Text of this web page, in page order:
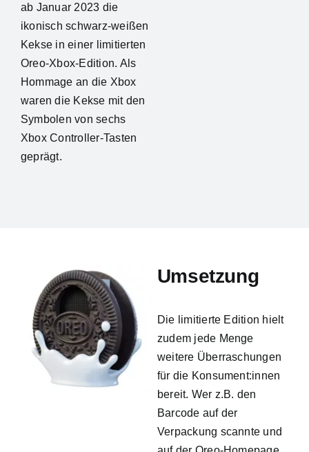
ab Januar 2023 die
ikonisch schwarz-weißen
Kekse in einer limitierten
Oreo-Xbox-Edition. Als
Hommage an die Xbox
waren die Kekse mit den
Symbolen von sechs
Xbox Controller-Tasten
geprägt.
Umsetzung
Die limitierte Edition hielt
zudem jede Menge
weitere Überraschungen
für die Konsument:innen
bereit. Wer z.B. den
Barcode auf der
Verpackung scannte und